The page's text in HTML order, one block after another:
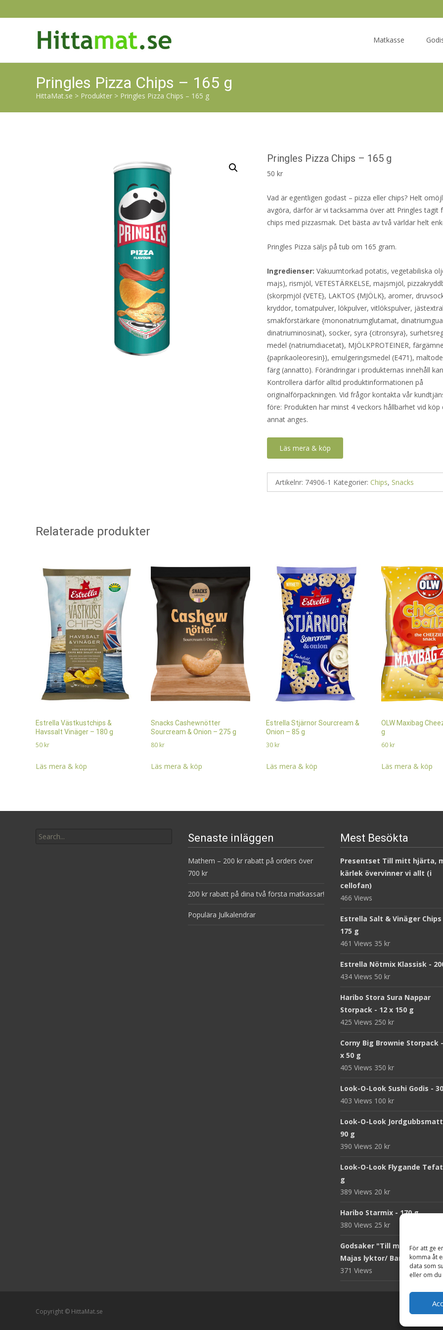
För att ge
komma åt
data som
eller om
Matkasse
Pringles Pizza Chips – 165 g
HittaMat.se > Produkter > Pringles Pizza Chips – 165 g
Pringles Pizza Chips – 165 g
50 kr
Vad är egentligen godast – pizza eller chips? Helt
avgöra, därför är vi tacksamma över att Pringles tagit
chips med pizzasmak. Det bästa av två världar helt
Pringles Pizza säljs på tub om 165 gram.
Ingredienser: Vakuumtorkad potatis, vegetabiliska
majs), rismjöl, VETESTÄRKELSE, majsmjöl,
(skorpmjöl {VETE}, LAKTOS {MJÖLK}, aromer,
kryddor, tomatpulver, lökpulver, vitlökspulver,
smakförstärkare {mononatriumglutamat,
dinatriuminosinat}, socker, syra {citronsyra},
medel {natriumdiacetat}, MJÖLKPROTEINER, färgämne
{paprikaoleoresin}), emulgeringsmedel (E471),
färg (annatto). Förändringar i produkternas innehåll
Kontrollera därför alltid produktinformationen på
originalförpackningen. Vid frågor kontakta vår
före: Produkten har minst 4 veckors hållbarhet vid köp
annat anges.
Läs mera & köp
Artikelnr: 74906-1 Kategorier: Chips, Snacks
Relaterade produkter
Estrella Västkustchips &
Havssalt Vinäger – 180 g
50 kr
Läs mera & köp
Snacks Cashewnötter
Sourcream & Onion – 275 g
80 kr
Läs mera & köp
Estrella Stjärnor Sourcream &
Onion – 85 g
30 kr
Läs mera & köp
OLW Maxibag
g
60 kr
Läs mera & köp
for:
Senaste inläggen
Mathem – 200 kr rabatt på orders över
700 kr
200 kr rabatt på dina två första matkassar!
Populära Julkalendrar
Mest Besökta
Presentset Till mitt hjärta,
kärlek övervinner vi allt (i
cellofan)
466 Views
Estrella Salt & Vinäger Chips
175 g
461 Views 35 kr
Estrella Nötmix Klassisk -
434 Views 50 kr
Haribo Stora Sura Nappar
Storpack - 12 x 150 g
425 Views 250 kr
Corny Big Brownie Storpack
x 50 g
405 Views 350 kr
Look-O-Look Sushi Godis -
403 Views 100 kr
Look-O-Look
90 g
390 Views 20 kr
Look-O-Look Flygande
g
389 Views 20 kr
Haribo Starmix - 170 g
380 Views 25 kr
Godsaker "Till mitt hjärta" -
Majas lyktor/
371 Views
Copyright © HittaMat.se